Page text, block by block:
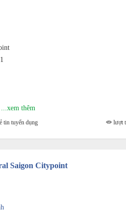
...xem thêm
tin tuyển dụng lượt
Saigon Citypoint